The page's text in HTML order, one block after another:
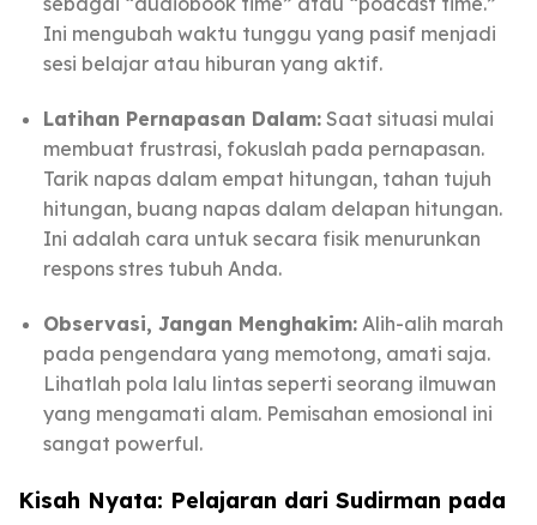
Ini mengubah waktu tunggu yang pasif menjadi
sesi belajar atau hiburan yang aktif.
Latihan Pernapasan Dalam:Saat situasi mulai
membuat frustrasi, fokuslah pada pernapasan.
Tarik napas dalam empat hitungan, tahan tujuh
hitungan, buang napas dalam delapan hitungan.
Ini adalah cara untuk secara fisik menurunkan
respons stres tubuh Anda.
Observasi, Jangan Menghakim:Alih-alih marah
pada pengendara yang memotong, amati saja.
Lihatlah pola lalu lintas seperti seorang ilmuwan
yang mengamati alam. Pemisahan emosional ini
sangat powerful.
Kisah Nyata: Pelajaran dari Sudirman pada